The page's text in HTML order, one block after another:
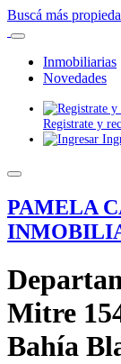
Buscá más
Inmobiliarias
Novedades
Registrate y
PAMELA
Mitre
Bahía